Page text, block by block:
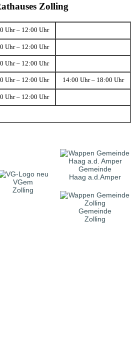
Zolling
Uhr – 12:00 Uhr
Uhr – 12:00 Uhr
Uhr – 12:00 Uhr
Uhr – 12:00 Uhr 14:00 Uhr – 18:00 Uhr
Uhr – 12:00 Uhr
VGem
Zolling
Gemeinde
Haag a.d.Amper
Gemeinde
Zolling